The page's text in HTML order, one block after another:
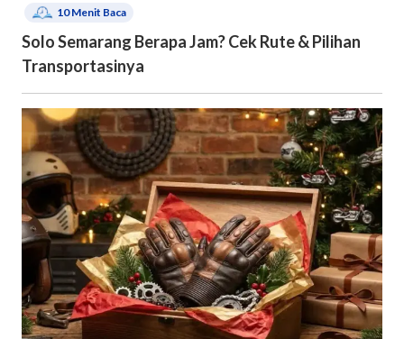
10Menit Baca
Solo Semarang Berapa Jam? Cek Rute & Pilihan
Transportasinya